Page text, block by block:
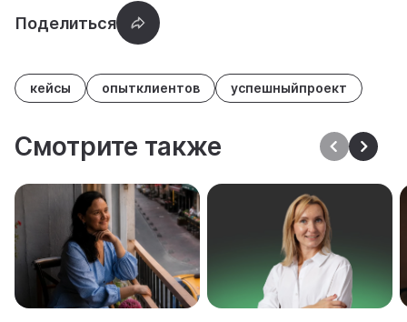
кейсы опытклиентов успешныйпроект
Смотрите также